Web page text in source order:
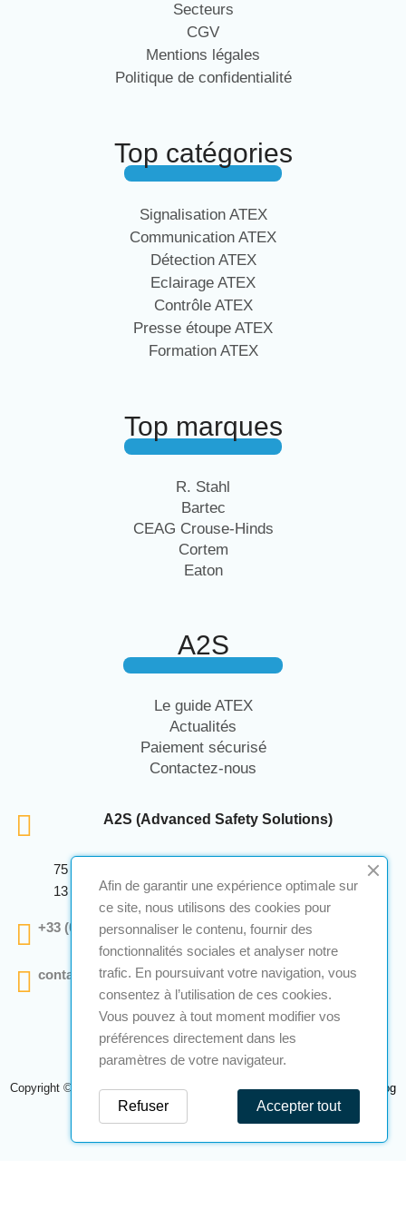
Secteurs
CGV
Mentions légales
Politique de confidentialité
Top catégories
Signalisation ATEX
Communication ATEX
Détection ATEX
Eclairage ATEX
Contrôle ATEX
Presse étoupe ATEX
Formation ATEX
Top marques
R. Stahl
Bartec
CEAG Crouse-Hinds
Cortem
Eaton
A2S
Le guide ATEX
Actualités
Paiement sécurisé
Contactez-nous
A2S (Advanced Safety Solutions)
75 Avenue Marcellin Berthelot Anthelios Bâtiment E
13 290 Aix En Provence
+33 (0)4 12 28 00 69
contact@a2s-atex.com
Copyright © 2026 A2S Atex. Tous droits réservés. Une réalisationNavilog
Afin de garantir une expérience optimale sur
ce site, nous utilisons des cookies pour
personnaliser le contenu, fournir des
fonctionnalités sociales et analyser notre
trafic. En poursuivant votre navigation, vous
consentez à l’utilisation de ces cookies.
Vous pouvez à tout moment modifier vos
préférences directement dans les
paramètres de votre navigateur.
Accepter tout
Refuser